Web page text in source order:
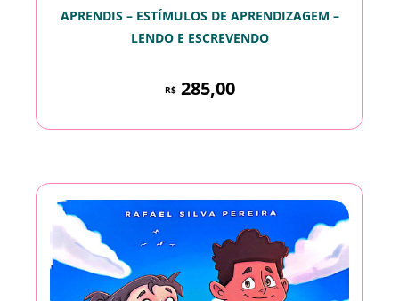
APRENDIS – ESTÍMULOS DE APRENDIZAGEM –
LENDO E ESCREVENDO
R$285,00